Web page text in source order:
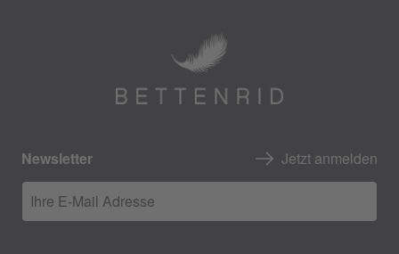
Newsletter Jetzt anmelden
Ihre E-Mail Adresse